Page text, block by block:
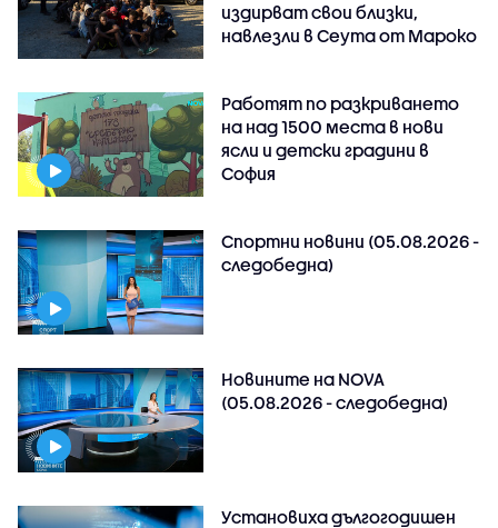
издирват свои близки,
навлезли в Сеута от Мароко
Работят по разкриването
на над 1500 места в нови
ясли и детски градини в
София
Спортни новини (05.08.2026 -
следобедна)
Новините на NOVA
(05.08.2026 - следобедна)
Установиха дългогодишен